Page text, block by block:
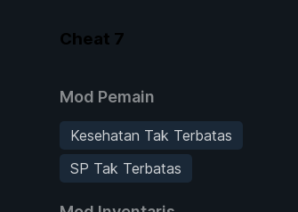
Cheat 7
Mod Pemain
Kesehatan Tak Terbatas
SP Tak Terbatas